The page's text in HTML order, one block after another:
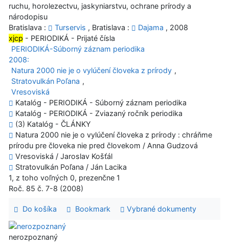
ruchu, horolezectvu, jaskyniarstvu, ochrane prírody a
národopisu
Bratislava :
Turservis , Bratislava : Dajama , 2008
xjcp - PERIODIKÁ - Prijaté čísla
PERIODIKÁ-Súborný záznam periodika
2008:
Natura 2000 nie je o vylúčení človeka z prírody ,
Stratovulkán Poľana ,
Vresoviská
Katalóg - PERIODIKÁ - Súborný záznam periodika
Katalóg - PERIODIKÁ - Zviazaný ročník periodika
(3) Katalóg - ČLÁNKY
Natura 2000 nie je o vylúčení človeka z prírody : chráňme
prírodu pre človeka nie pred človekom / Anna Gudzová
Vresoviská / Jaroslav Košťál
Stratovulkán Poľana / Ján Lacika
1, z toho voľných 0, prezenčne 1
Roč. 85 č. 7-8 (2008)
Do košíka Bookmark Vybrané dokumenty
nerozpoznaný